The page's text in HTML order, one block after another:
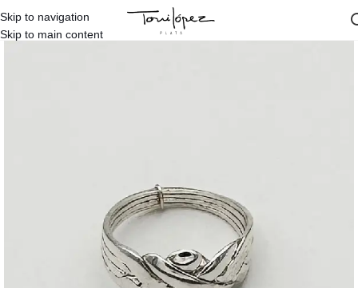
Skip to navigation
Skip to main content
Inicio Anillos Tienda